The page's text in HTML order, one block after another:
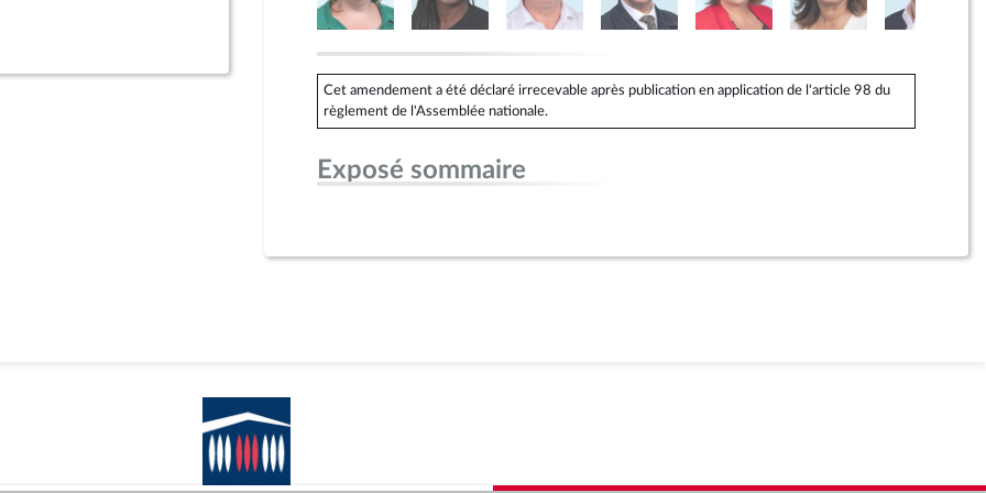
Cet amendement a été déclaré irrecevable après publication en application de l'article 98 du
règlement de l'Assemblée nationale.
Exposé sommaire